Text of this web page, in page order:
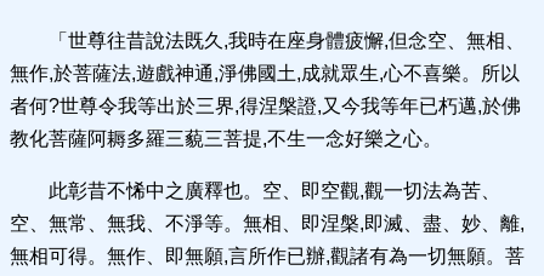
「世尊往昔說法既久,我時在座身體疲懈,但念空、無相、
無作,於菩薩法,遊戲神通,淨佛國土,成就眾生,心不喜樂。所以
者何?世尊令我等出於三界,得涅槃證,又今我等年已朽邁,於佛
教化菩薩阿耨多羅三藐三菩提,不生一念好樂之心。
此彰昔不悕中之廣釋也。空、即空觀,觀一切法為苦、
空、無常、無我、不淨等。無相、即涅槃,即滅、盡、妙、離,
無相可得。無作、即無願,言所作已辦,觀諸有為一切無願。菩